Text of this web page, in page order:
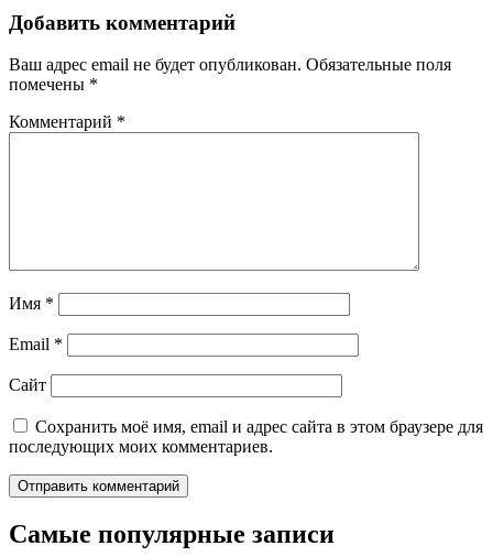
Добавить комментарий
Ваш адрес email не будет опубликован. Обязательные поля
помечены *
Комментарий *
Имя *
Email *
Сайт
Сохранить моё имя, email и адрес сайта в этом браузере для
последующих моих комментариев.
Самые популярные записи